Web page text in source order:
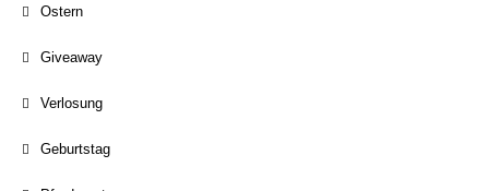
Ostern
Giveaway
Verlosung
Geburtstag